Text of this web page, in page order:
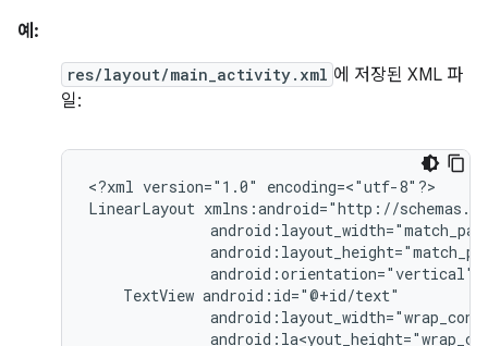
예:
res/layout/main_activity.xml 에 저장된 XML 파
일:
<?xml version="1.0"
encoding=<"utf-8"?>
LinearLayout
android:orientation="vertical"
TextView